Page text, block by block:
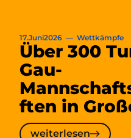
blickt
auf
sensationellen
Wettkampf
zurück
17.Juni2026 — Wettkämpfe
Über 300
Gau-
ften in
weiterlesen
weiterlesen